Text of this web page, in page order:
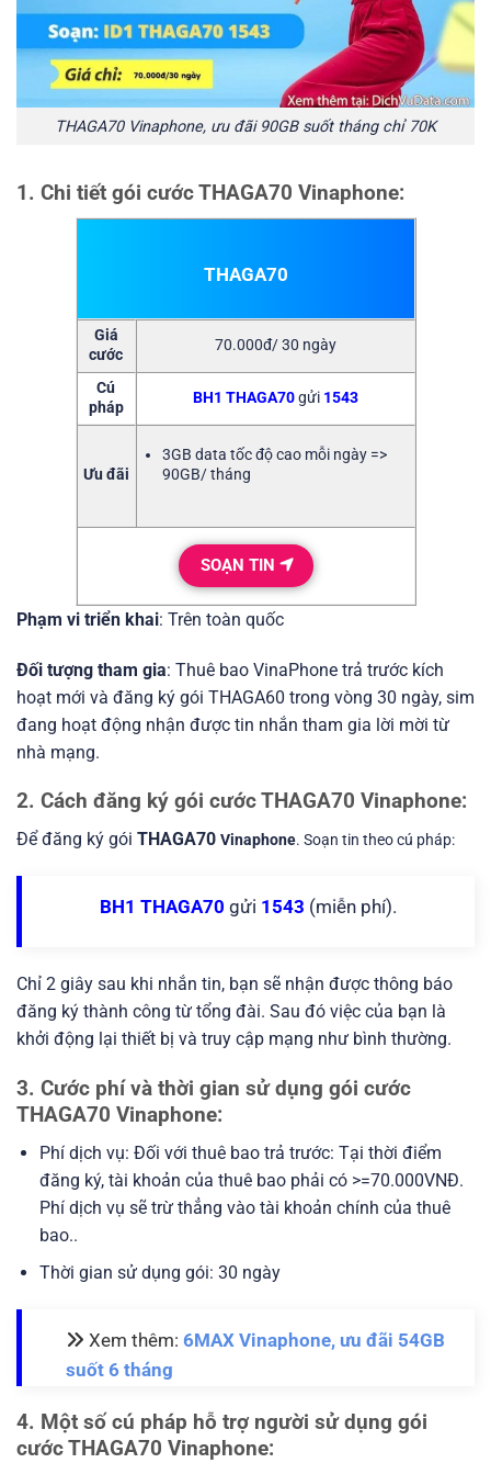
THAGA70 Vinaphone, ưu đãi 90GB suốt tháng chỉ 70K
1. Chi tiết gói cước THAGA70 Vinaphone:
THAGA70
Giá
cước
70.000đ/ 30 ngày
Cú
pháp
BH1 THAGA70 gửi 1543
Ưu đãi
3GB data tốc độ cao mỗi ngày =>
90GB/ tháng
SOẠN TIN
Phạm vi triển khai: Trên toàn quốc
Đối tượng tham gia: Thuê bao VinaPhone trả trước kích
hoạt mới và đăng ký gói THAGA60 trong vòng 30 ngày, sim
đang hoạt động nhận được tin nhắn tham gia lời mời từ
nhà mạng.
2. Cách đăng ký gói cước THAGA70 Vinaphone:
Để đăng ký gói THAGA70 Vinaphone. Soạn tin theo cú pháp:
BH1 THAGA70 gửi 1543 (miễn phí).
Chỉ 2 giây sau khi nhắn tin, bạn sẽ nhận được thông báo
đăng ký thành công từ tổng đài. Sau đó việc của bạn là
khởi động lại thiết bị và truy cập mạng như bình thường.
3. Cước phí và thời gian sử dụng gói cước
THAGA70 Vinaphone:
Phí dịch vụ: Đối với thuê bao trả trước: Tại thời điểm
đăng ký, tài khoản của thuê bao phải có >=70.000VNĐ.
Phí dịch vụ sẽ trừ thẳng vào tài khoản chính của thuê
bao..
Thời gian sử dụng gói: 30 ngày
Xem thêm: 6MAX Vinaphone, ưu đãi 54GB
suốt 6 tháng
4. Một số cú pháp hỗ trợ người sử dụng gói
cước THAGA70 Vinaphone: